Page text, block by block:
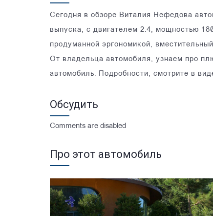
Сегодня в обзоре Виталия Нефедова
выпуска, с двигателем 2.4, мощностью
продуманной эргономикой,
От владельца автомобиля, узнаем про
автомобиль. Подробности, смотрите в
Обсудить
Comments are disabled
Про этот автомобиль